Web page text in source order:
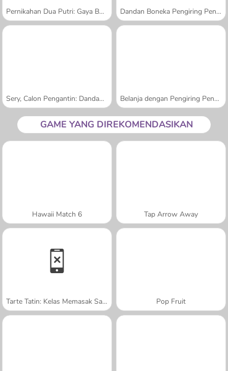
Pernikahan Dua Putri: Gaya Boho Dandan Boneka Pengiring Pengantin Dove
Sery, Calon Pengantin: Dandanan Cantik Belanja dengan Pengiring Pengantin
GAME YANG DIREKOMENDASIKAN
Hawaii Match 6 Tap Arrow Away
Tarte Tatin: Kelas Memasak Sara Pop Fruit